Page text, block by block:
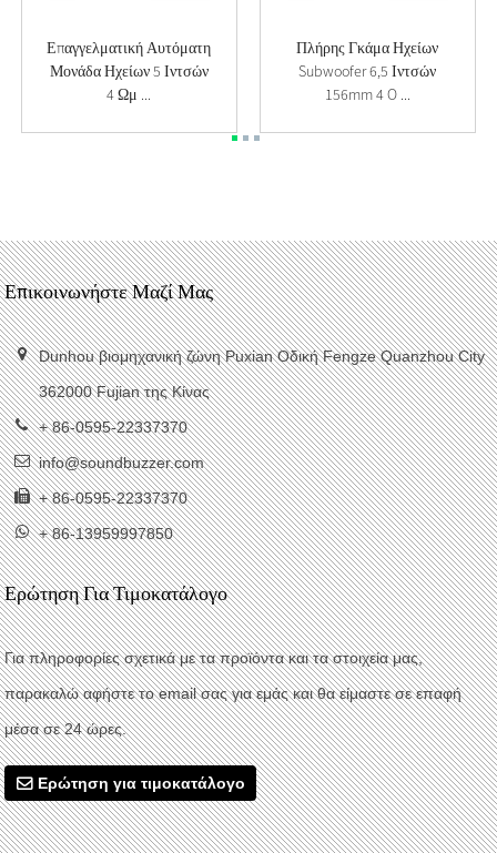
Επαγγελματική Αυτόματη
Μονάδα Ηχείων 5 Ιντσών
4 Ωμ ...
Πλήρης Γκάμα Ηχείων
Subwoofer 6,5 Ιντσών
156mm 4 O ...
Επικοινωνήστε Μαζί Μας
Dunhou βιομηχανική ζώνη Puxian Οδική Fengze Quanzhou City
362000 Fujian της Κίνας
+ 86-0595-22337370
info@soundbuzzer.com
+ 86-0595-22337370
+ 86-13959997850
Ερώτηση Για Τιμοκατάλογο
Για πληροφορίες σχετικά με τα προϊόντα και τα στοιχεία μας,
παρακαλώ αφήστε το email σας για εμάς και θα είμαστε σε επαφή
μέσα σε 24 ώρες.
Ερώτηση για τιμοκατάλογο